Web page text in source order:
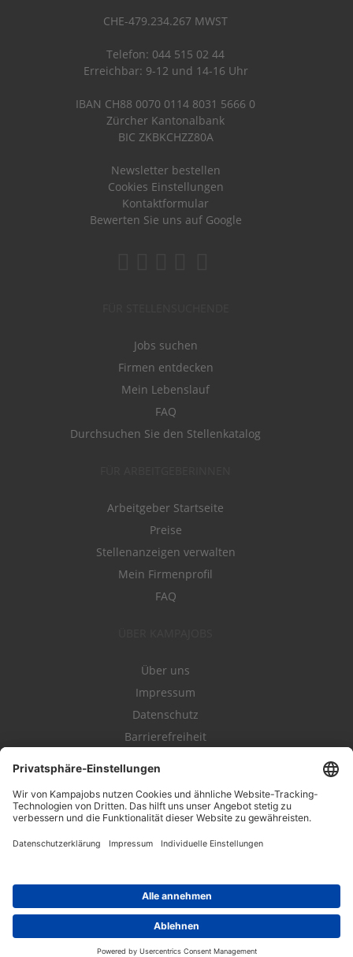
CHE-479.234.267 MWST
Telefon: 044 515 02 44
Erreichbar: 9-12 und 14-16 Uhr
IBAN CH88 0070 0114 8031 5666 0
Zürcher Kantonalbank
BIC ZKBKCHZZ80A
Newsletter bestellen
Cookies Einstellungen
Kontaktformular
Bewerten Sie uns auf Google
Jobs suchen
Firmen entdecken
Mein Lebenslauf
FAQ
Durchsuchen Sie den Stellenkatalog
Arbeitgeber Startseite
Preise
Stellenanzeigen verwalten
Mein Firmenprofil
FAQ
Über uns
Impressum
Datenschutz
Barrierefreiheit
Kampahire
Kampagnenforum
LeadNow
© 2004-2019 Kampajobs GmbH. Alle Rechte vorbehalten